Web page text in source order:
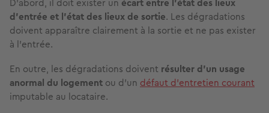
d’entrée et l’état des lieux de sortie. Les dégradations
doivent apparaître clairement à la sortie et ne pas exister
à l’entrée.
En outre, les dégradations doivent résulter d’un usage
anormal du logement ou d’un défaut d’entretien courant
imputable au locataire.